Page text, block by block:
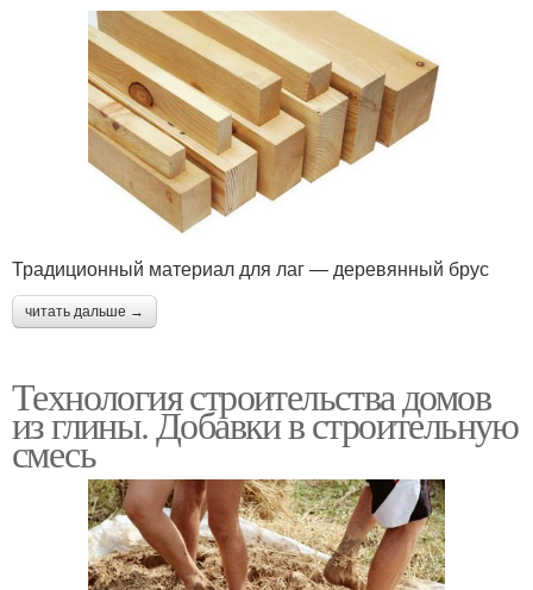
Традиционный материал для лаг — деревянный брус
читать дальше →
Технология строительства домов
из глины. Добавки в строительную
смесь